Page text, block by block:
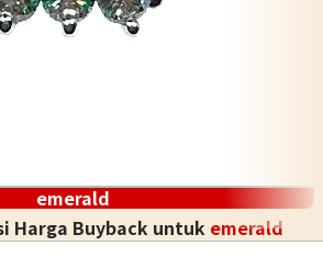
emerald
Harga Buyback untuk emerald